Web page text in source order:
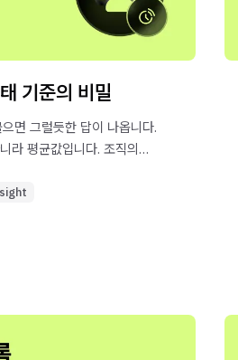
기준의 비밀
면 그럴듯한 답이 나옵니다.
라 평균값입니다. 조직의
인하세요.